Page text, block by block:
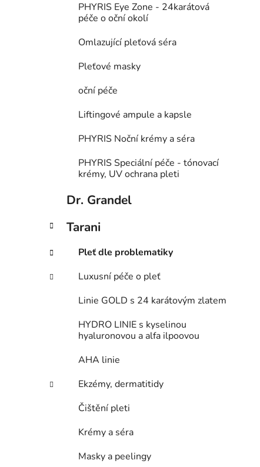
PHYRIS Eye Zone - 24karátová
péče o oční okolí
Omlazující pleťová séra
Pleťové masky
oční péče
Liftingové ampule a kapsle
PHYRIS Noční krémy a séra
PHYRIS Speciální péče - tónovací
krémy, UV ochrana pleti
Dr. Grandel
Tarani
Pleť dle problematiky
Luxusní péče o pleť
Linie GOLD s 24 karátovým zlatem
HYDRO LINIE s kyselinou
hyaluronovou a alfa ilpoovou
AHA linie
Ekzémy, dermatitidy
Čištění pleti
Krémy a séra
Masky a peelingy